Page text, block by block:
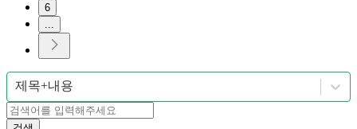
6
제목+내용